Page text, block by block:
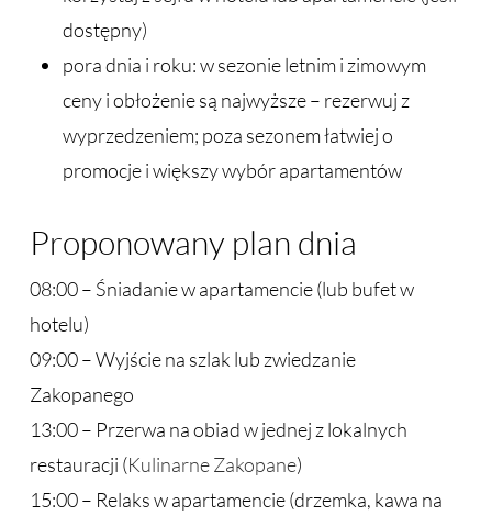
dostępny)
pora dnia i roku: w sezonie letnim i zimowym
ceny i obłożenie są najwyższe – rezerwuj z
wyprzedzeniem; poza sezonem łatwiej o
promocje i większy wybór apartamentów
Proponowany plan dnia
08:00 – Śniadanie w apartamencie (lub bufet w
hotelu)
09:00 – Wyjście na szlak lub zwiedzanie
Zakopanego
13:00 – Przerwa na obiad w jednej z lokalnych
restauracji (Kulinarne Zakopane)
15:00 – Relaks w apartamencie (drzemka, kawa na